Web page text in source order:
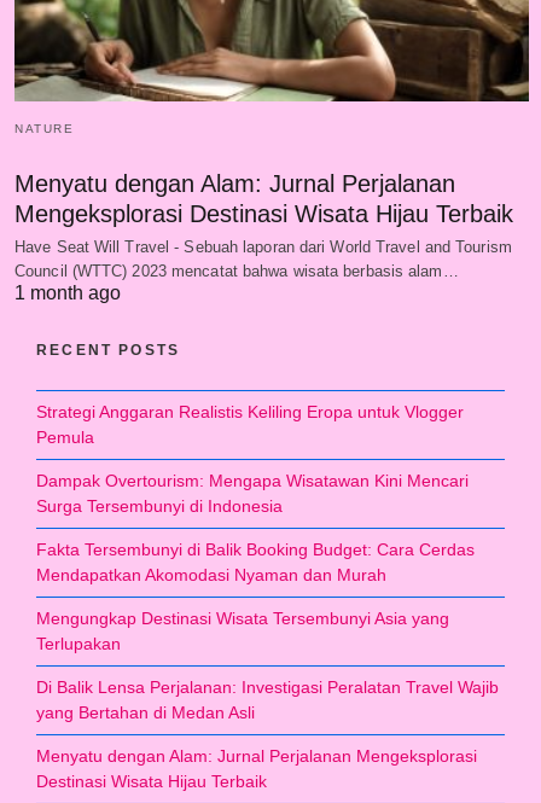
NATURE
Menyatu dengan Alam: Jurnal Perjalanan
Mengeksplorasi Destinasi Wisata Hijau Terbaik
Have Seat Will Travel - Sebuah laporan dari World Travel and Tourism
Council (WTTC) 2023 mencatat bahwa wisata berbasis alam…
1 month ago
RECENT POSTS
Strategi Anggaran Realistis Keliling Eropa untuk Vlogger
Pemula
Dampak Overtourism: Mengapa Wisatawan Kini Mencari
Surga Tersembunyi di Indonesia
Fakta Tersembunyi di Balik Booking Budget: Cara Cerdas
Mendapatkan Akomodasi Nyaman dan Murah
Mengungkap Destinasi Wisata Tersembunyi Asia yang
Terlupakan
Di Balik Lensa Perjalanan: Investigasi Peralatan Travel Wajib
yang Bertahan di Medan Asli
Menyatu dengan Alam: Jurnal Perjalanan Mengeksplorasi
Destinasi Wisata Hijau Terbaik